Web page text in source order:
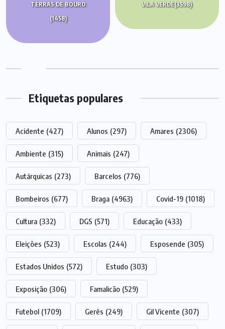
TERRAS DE BOURO
(1458)
VILA VERDE(3598)
Etiquetas populares
Acidente (427) Alunos (297) Amares (2306)
Ambiente (315) Animais (247)
Autárquicas (273) Barcelos (776)
Bombeiros (677) Braga (4963) Covid-19 (1018)
Cultura (332) DGS (571) Educação (433)
Eleições (523) Escolas (244) Esposende (305)
Estados Unidos (572) Estudo (303)
Exposição (306) Famalicão (529)
Futebol (1709) Gerês (249) Gil Vicente (307)